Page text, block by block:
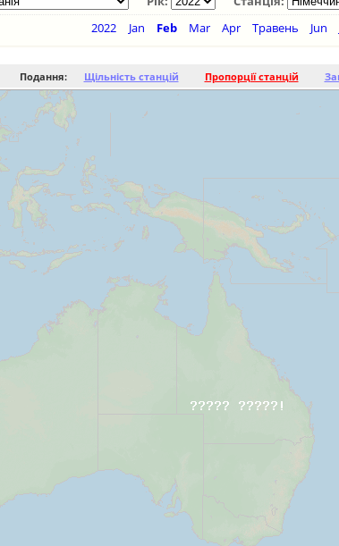
2022
Jan Feb Mar Apr Травень Jun
Подання: Щільність станцій Пропорції станцій